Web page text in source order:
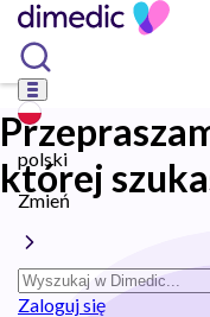
polski
Zmień
Zaloguj się
której